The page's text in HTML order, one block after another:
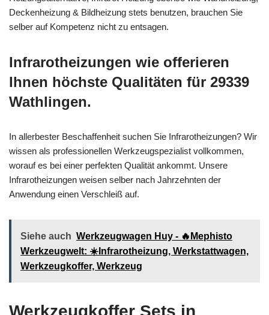
Deckenheizung & Bildheizung stets benutzen, brauchen Sie
selber auf Kompetenz nicht zu entsagen.
Infrarotheizungen wie offerieren
Ihnen höchste Qualitäten für 29339
Wathlingen.
In allerbester Beschaffenheit suchen Sie Infrarotheizungen? Wir
wissen als professionellen Werkzeugspezialist vollkommen,
worauf es bei einer perfekten Qualität ankommt. Unsere
Infrarotheizungen weisen selber nach Jahrzehnten der
Anwendung einen Verschleiß auf.
Siehe auch Werkzeugwagen Huy - 🔥Mephisto
Werkzeugwelt: ☀️Infrarotheizung, Werkstattwagen,
Werkzeugkoffer, Werkzeug
Werkzeugkoffer Sets in